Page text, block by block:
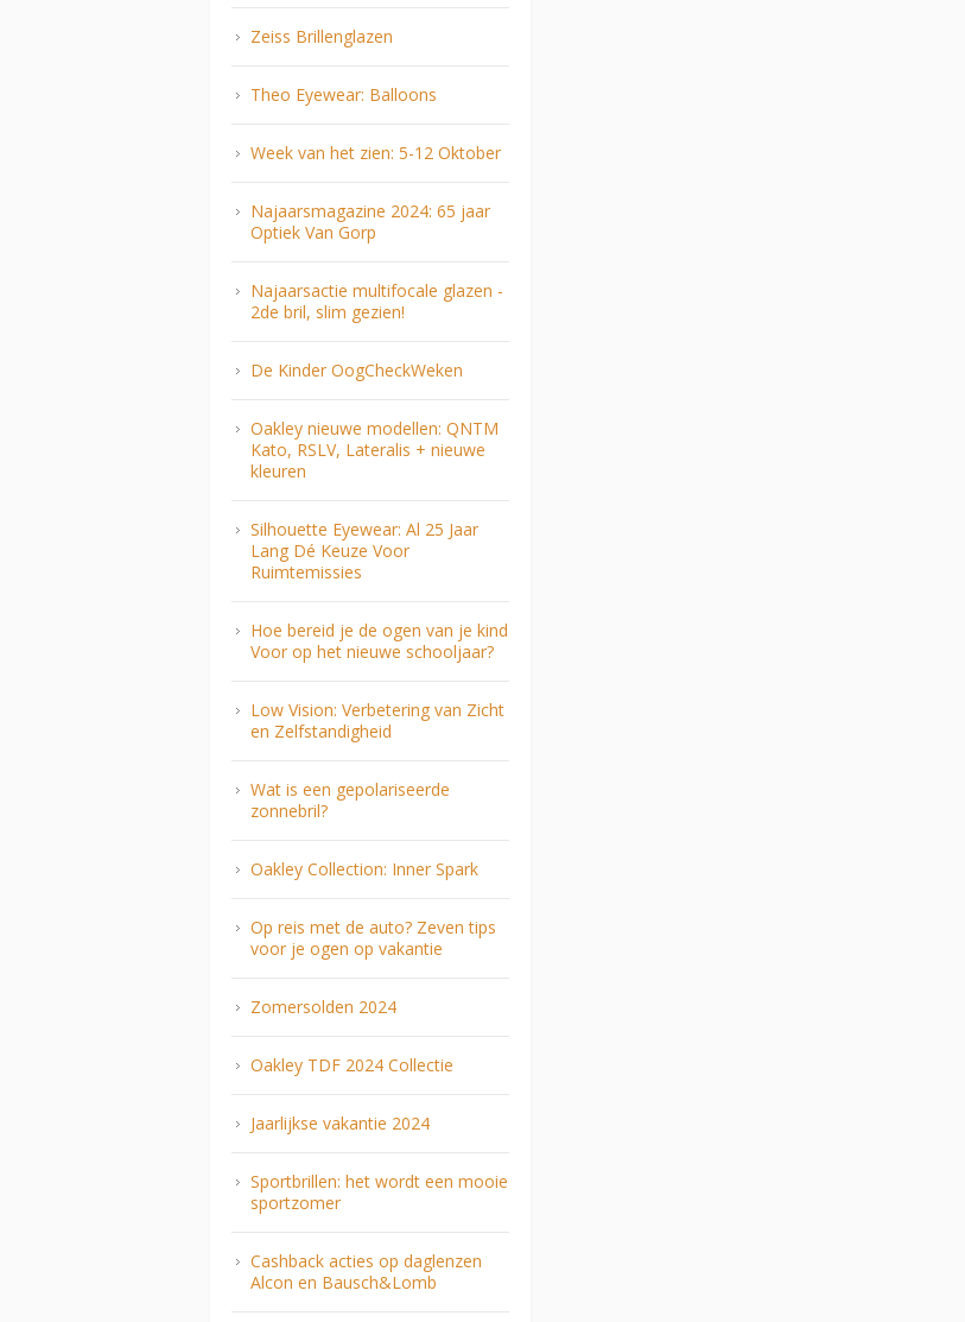
Zeiss Brillenglazen
Theo Eyewear: Balloons
Week van het zien: 5-12 Oktober
Najaarsmagazine 2024: 65 jaar
Optiek Van Gorp
Najaarsactie multifocale glazen -
2de bril, slim gezien!
De Kinder OogCheckWeken
Oakley nieuwe modellen: QNTM
Kato, RSLV, Lateralis + nieuwe
kleuren
Silhouette Eyewear: Al 25 Jaar
Lang Dé Keuze Voor
Ruimtemissies
Hoe bereid je de ogen van je kind
Voor op het nieuwe schooljaar?
Low Vision: Verbetering van Zicht
en Zelfstandigheid
Wat is een gepolariseerde
zonnebril?
Oakley Collection: Inner Spark
Op reis met de auto? Zeven tips
voor je ogen op vakantie
Zomersolden 2024
Oakley TDF 2024 Collectie
Jaarlijkse vakantie 2024
Sportbrillen: het wordt een mooie
sportzomer
Cashback acties op daglenzen
Alcon en Bausch&Lomb